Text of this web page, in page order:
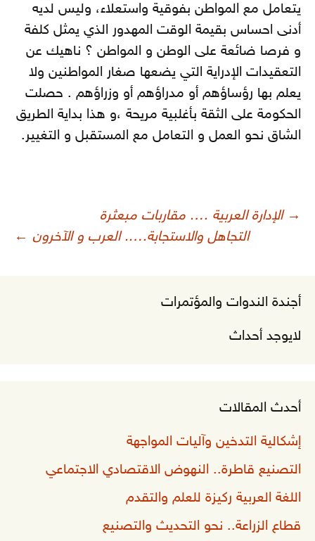
يتعامل مع المواطن بفوقية واستعلاء، وليس لديه
أدنى احساس بقيمة الوقت المهدور الذي يمثل كلفة
و فرصا ضائعة على الوطن و المواطن ؟ ناهيك عن
التعقيدات الإدراية التي يضعها صغار المواطنين ولا
يعلم بها رؤساؤهم أو مدراؤهم أو وزراؤهم . حصلت
الحكومة على الثقة بأغلبية مريحة ،و هذا بداية الطريق
الشاق نحو العمل و التعامل مع المستقبل و التغيير.
تصفّح
→ الإدارة العربية …. مقاربات مبعثرة
التجاهل والاستجابة….. العرب و الآخرون ←
أجندة الندوات والمؤتمرات
لايوجد أحداث
أحدث المقالات
إشكالية التدخين وآليات المواجهة
التصنيع قاطرة.. النهوض الاقتصادي الاجتماعي
اللغة العربية ركيزة للعلم والتقدم
قطاع الزراعة.. نحو التحديث والتصنيع